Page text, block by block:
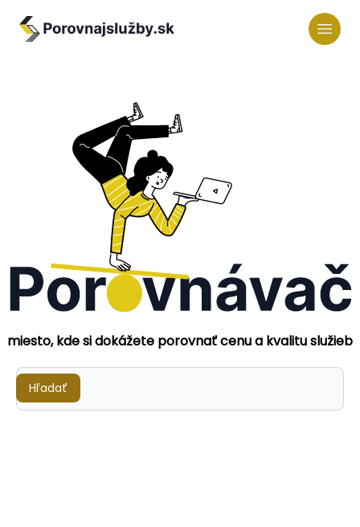
miesto, kde si dokážete porovnať cenu a kvalitu služieb
Hľadať
Hľadať